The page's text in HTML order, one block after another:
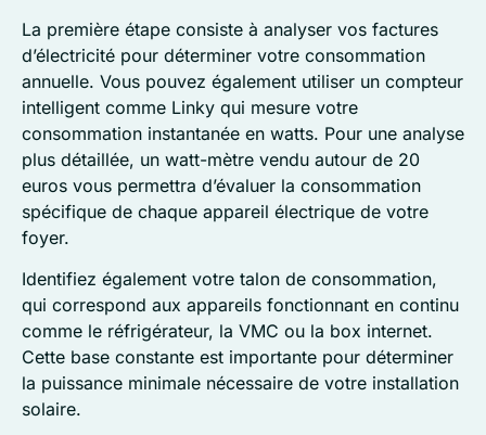
La première étape consiste à analyser vos factures
d’électricité pour déterminer votre consommation
annuelle. Vous pouvez également utiliser un compteur
intelligent comme Linky qui mesure votre
consommation instantanée en watts. Pour une analyse
plus détaillée, un watt-mètre vendu autour de 20
euros vous permettra d’évaluer la consommation
spécifique de chaque appareil électrique de votre
foyer.
Identifiez également votre talon de consommation,
qui correspond aux appareils fonctionnant en continu
comme le réfrigérateur, la VMC ou la box internet.
Cette base constante est importante pour déterminer
la puissance minimale nécessaire de votre installation
solaire.